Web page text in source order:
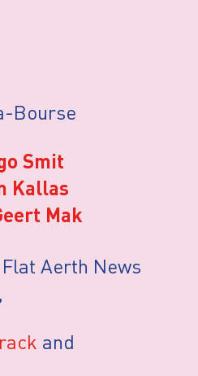
Bourse
Smit
Kallas
Mak
Aerth News
,
and